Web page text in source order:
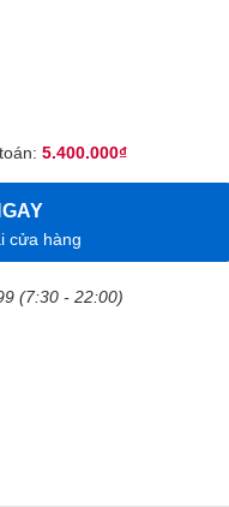
5.400.000₫
cửa hàng
(7:30 - 22:00)